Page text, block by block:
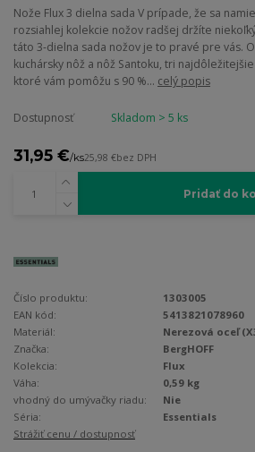
Nože Flux 3 dielna sada V prípade, že sa
rozsiahlej kolekcie nožov radšej držíte
táto 3-dielna sada nožov je to pravé pre vás.
kuchársky nôž a nôž Santoku, tri
ktoré vám pomôžu s 90 %... celý popis
Dostupnosť Skladom > 5 ks
31,95 €/ks25,98 €bez DPH
Pridať do
Číslo produktu:
1303005
EAN kód:
5413821078960
Materiál:
Nerezová oceľ
Značka:
BergHOFF
Kolekcia:
Flux
Váha:
0,59 kg
vhodný do umývačky riadu:
Nie
Séria:
Essentials
Strážiť cenu / dostupnosť